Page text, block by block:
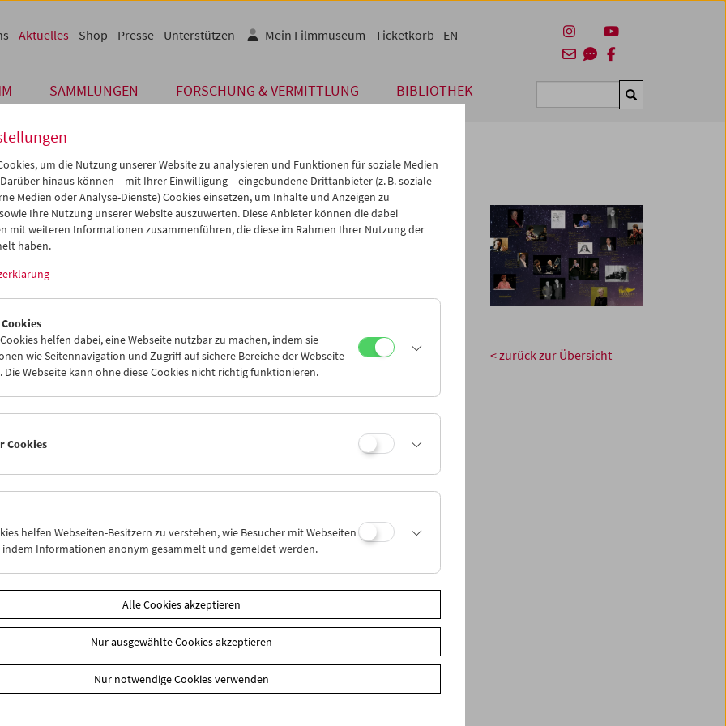
SAMMLUNGEN FORSCHUNG & VERMITTLUNG BIBLIOTHEK Suchen
Aktuelles Shop Presse Unterstützen Mein Filmmuseum Ticketkorb EN
2025
2024
begannen Peter Konlechner und Peter Kubelka als Verein Österreichisches
an verschiedenen Orten Wiens Filme zu zeigen. Seit seiner Gründung vor 60
für den Film als globale Kunstform als auch eine spezifische Wiener
für alle Menschen zu sein, die sich für Film interessieren.
ein Jahr großer Veränderungen und (gelegentlich aufreibender!) Baustellen. Am
Jahres standen die Rückkehr zum vielgeliebten "kleinen" Programmheft sowie die
der Errichtungsarbeiten an unserem neuen "Filmmuseum LAB" im Arsenal
Ihrer Unterstützung als Mitglieder, Freund*innen des Filmmuseums,
und Förderstellen ist uns fast alles gelungen, was wir vorhatten. Wir hoffen,
2024 (PDF)
Jahresberichte
< zurück zur Übersicht
um die Nutzung unserer Website zu analysieren und Funktionen für soziale Medien
hinaus können – mit Ihrer Einwilligung – eingebundene Drittanbieter (z. B. soziale
Medien oder Analyse-Dienste) Cookies einsetzen, um Inhalte und Anzeigen zu
Ihre Nutzung unserer Website auszuwerten. Diese Anbieter können die dabei
mit weiteren Informationen zusammenführen, die diese im Rahmen Ihrer Nutzung der
haben.
helfen dabei, eine Webseite nutzbar zu machen, indem sie
wie Seitennavigation und Zugriff auf sichere Bereiche der Webseite
Die Webseite kann ohne diese Cookies nicht richtig funktionieren.
Cookies
helfen Webseiten-Besitzern zu verstehen, wie Besucher mit Webseiten
indem Informationen anonym gesammelt und gemeldet werden.
Alle Cookies akzeptieren
Nur ausgewählte Cookies akzeptieren
Nur notwendige Cookies verwenden